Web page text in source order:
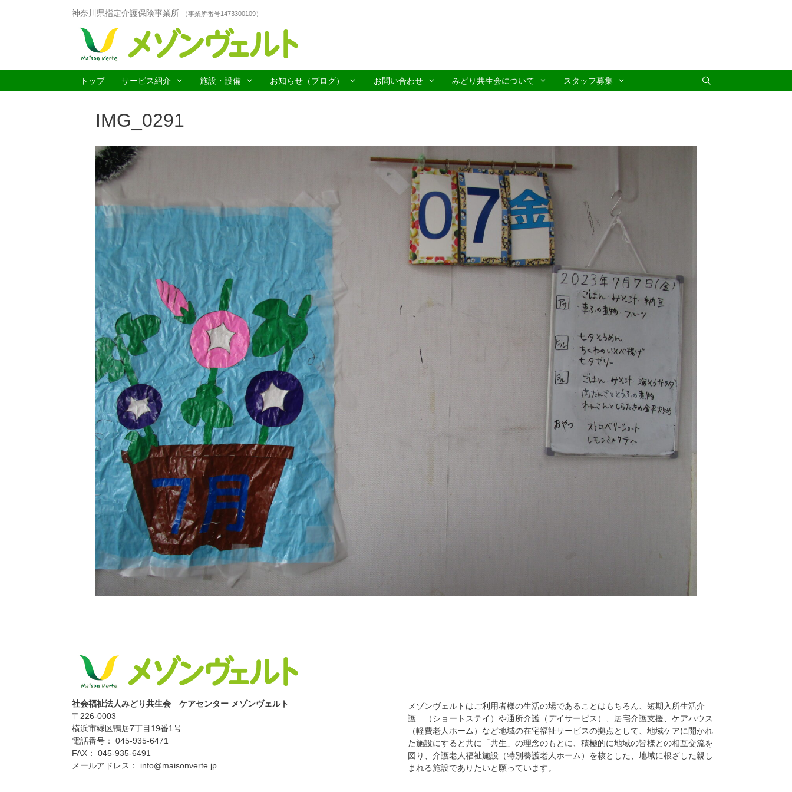
キ
神奈川県指定介護保険事業所 （事業所番号1473300109）
トップ サービス紹介 施設・設備 お知らせ（ブログ） お問い合わせ みどり共生会について スタッフ募集
IMG_0291
社会福祉法人みどり共生会 ケアセンター メゾンヴェルト
〒226-0003
横浜市緑区鴨居7丁目19番1号
電話番号： 045-935-6471
FAX： 045-935-6491
メールアドレス： info@maisonverte.jp
メゾンヴェルトはご利用者様の生活の場であることはもちろん、短期入所生活介
護 （ショートステイ）や通所介護（デイサービス）、居宅介護支援、ケアハウス
（軽費老人ホーム）など地域の在宅福祉サービスの拠点として、地域ケアに開かれ
た施設にすると共に「共生」の理念のもとに、積極的に地域の皆様との相互交流を
図り、介護老人福祉施設（特別養護老人ホーム）を核とした、地域に根ざした親し
まれる施設でありたいと願っています。